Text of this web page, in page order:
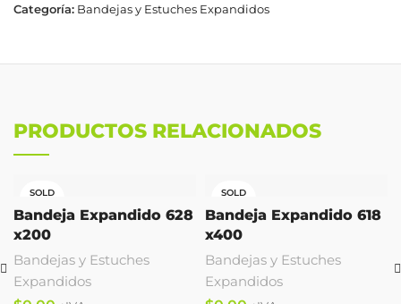
Categoría: Bandejas y Estuches Expandidos
PRODUCTOS RELACIONADOS
SOLD
Bandeja Expandido 628
x200
Bandejas y Estuches
Expandidos
SOLD
Bandeja Expandido 618
x400
Bandejas y Estuches
Expandidos